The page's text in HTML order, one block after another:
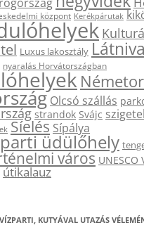
központ Kerékpárutak
Luxus lakosztály
nyaralás Horvátországban
Olcsó szállás
strandok Svájc
Síelés Sípálya
üdülőhely
város UNESCO
útikalauz
KUTYÁVAL UTAZÁS